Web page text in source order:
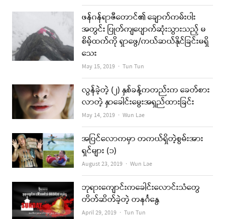
ဖန်ဂန်ရာဇီတောင်၏ ချောက်ကမ်းပါး
အတွင်း ပြုတ်ကျပျောက်ဆုံးသွားသည့် မ
စိမ့်ထက်ကို ရှာဖွေ/ကယ်ဆယ်နိုင်ခြင်းမရှိ
သေး
May 15, 2019 Author
Tun Tun
လွန်ခဲ့တဲ့ (၂) နှစ်ခန့်ကတည်းက ခေတ်စား
လာတဲ့ နှာခေါင်းမွေးအရှည်ထားခြင်း
May 14, 2019 Author
Wun Lae
အပြင်လောကမှာ တကယ်ရှိတဲ့စွမ်းအား
ရှင်များ (၁)
August 23, 2019 Author
Wun Lae
ဘုရားကျောင်းကခေါင်းလောင်းသံတွေ
တိတ်ဆိတ်ခဲ့တဲ့ တနင်္ဂနွေ
April 29, 2019 Author
Tun Tun